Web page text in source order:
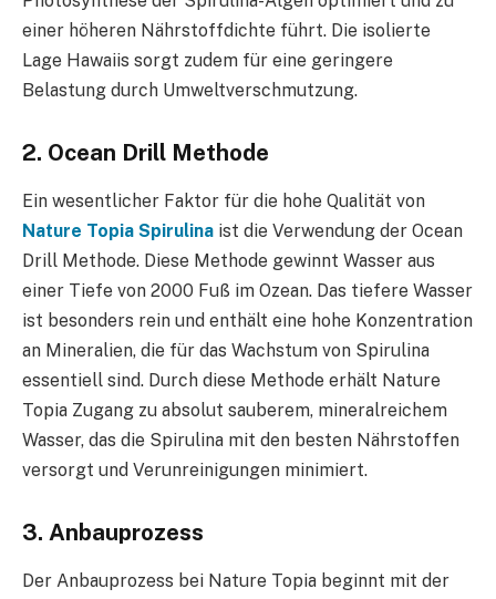
einer höheren Nährstoffdichte führt. Die isolierte
Lage Hawaiis sorgt zudem für eine geringere
Belastung durch Umweltverschmutzung.
2. Ocean Drill Methode
Ein wesentlicher Faktor für die hohe Qualität von
Nature Topia Spirulina ist die Verwendung der Ocean
Drill Methode. Diese Methode gewinnt Wasser aus
einer Tiefe von 2000 Fuß im Ozean. Das tiefere Wasser
ist besonders rein und enthält eine hohe Konzentration
an Mineralien, die für das Wachstum von Spirulina
essentiell sind. Durch diese Methode erhält Nature
Topia Zugang zu absolut sauberem, mineralreichem
Wasser, das die Spirulina mit den besten Nährstoffen
versorgt und Verunreinigungen minimiert.
3. Anbauprozess
Der Anbauprozess bei Nature Topia beginnt mit der